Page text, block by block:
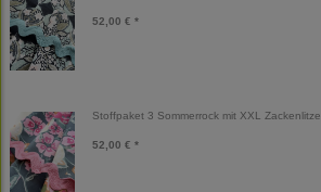
52,00 € *
Stoffpaket 3 Sommerrock mit XXL Zackenlitze
52,00 € *